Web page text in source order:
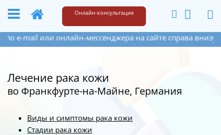
+49 173 6609187 Написать
Онлайн-консультация
мессенджера на сайте справа внизу. Если Вы
Лечение рака кожи
во Франкфурте-на-Майне, Германия
Виды и симптомы рака кожи
Стадии рака кожи